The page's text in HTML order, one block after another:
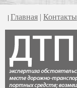
| Главная | Контакты